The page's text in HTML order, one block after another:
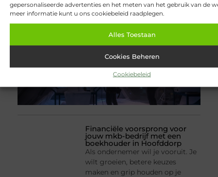
gepersonaliseerde advertenties en het meten van het gebruik van de
meer informatie kunt u ons cookiebeleid raadplegen.
Alles Toestaan
Cookies Beheren
Cookiebeleid
situatie? Dan is Spinvliesfolie
vaak een logische keuze, juist
omdat
Financiële voorsprong voor
jouw mkb-bedrijf met een
boekhouder in Hoofddorp
Als ondernemer wil je vooruit. Je
wilt groeien, betere keuzes
maken en grip houden op je